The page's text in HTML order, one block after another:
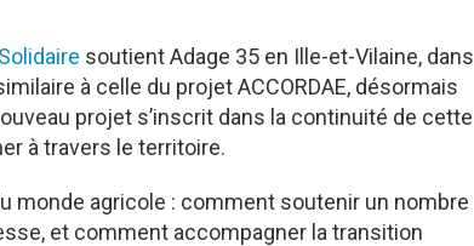
soutient Adage 35 en Ille-et-Vilaine, dans
à celle du projet ACCORDAE, désormais
projet s’inscrit dans la continuité de cette
à travers le territoire.
monde agricole : comment soutenir un nombre
et comment accompagner la transition